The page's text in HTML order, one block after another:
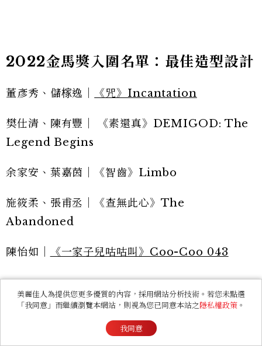
2022金馬獎入圍名單：最佳造型設計
董彥秀、儲榢逸｜ 《咒》Incantation
樊仕清、陳有豐｜ 《素還真》DEMIGOD: The
Legend Begins
余家安、葉嘉茵｜《智齒》Limbo
施筱柔、張甫丞｜《查無此心》The
Abandoned
陳怡如｜ 《一家子兒咕咕叫》Coo-Coo 043
美麗佳人為提供您更多優質的內容，採用網站分析技術。若您未點選
「我同意」而繼續瀏覽本網站，則視為您已同意本站之隱私權政策 。
我同意